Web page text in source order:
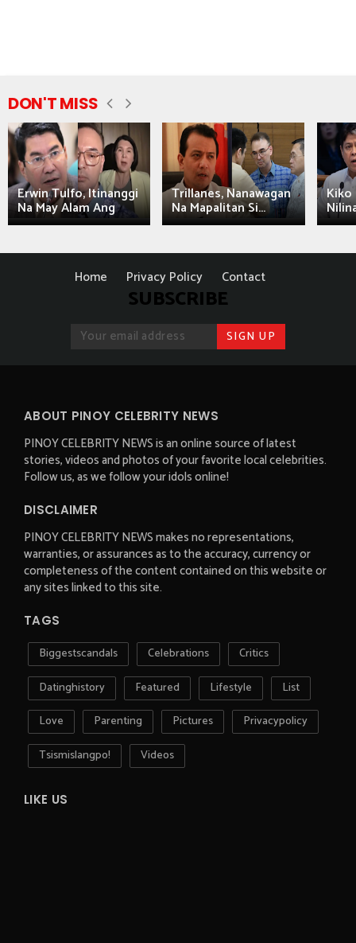
DON'T MISS
Erwin Tulfo, Itinanggi
Na May Alam Ang
Trillanes, Nanawagan
Na Mapalitan Si...
Kiko
Home Privacy Policy Contact
SUBSCRIBE
ABOUT PINOY CELEBRITY NEWS
PINOY CELEBRITY NEWS is an online source of latest
stories, videos and photos of your favorite local celebrities.
Follow us, as we follow your idols online!
DISCLAIMER
PINOY CELEBRITY NEWS makes no representations,
warranties, or assurances as to the accuracy, currency or
completeness of the content contained on this website or
any sites linked to this site.
TAGS
Biggestscandals Celebrations
Critics
Datinghistory
Featured Lifestyle
List
Love
Parenting Pictures
Privacypolicy
Tsismislangpo!
Videos
LIKE US